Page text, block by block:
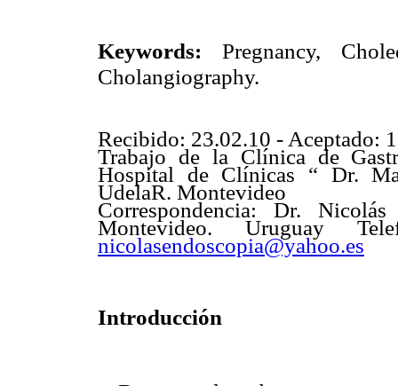
Keywords: Pregnancy,
Cholangiography.
Recibido: 23.02.10 - Aceptado:
Trabajo de la Clínica de
Hospital de Clínicas “ Dr.
UdelaR. Montevideo
Correspondencia: Dr.
Montevideo. Uruguay
nicolasendoscopia@yahoo.es
Introducción